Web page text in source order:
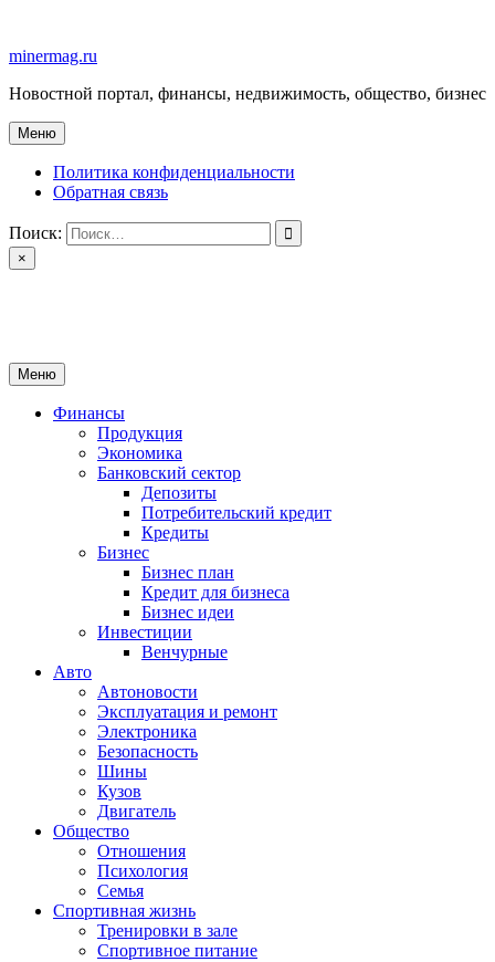
содержимому
minermag.ru
Новостной портал, финансы, недвижимость, общество, бизнес
Меню
Политика конфиденциальности
Обратная связь
Поиск:
×
Меню
Финансы
Продукция
Экономика
Банковский сектор
Депозиты
Потребительский кредит
Кредиты
Бизнес
Бизнес план
Кредит для бизнеса
Бизнес идеи
Инвестиции
Венчурные
Авто
Автоновости
Эксплуатация и ремонт
Электроника
Безопасность
Шины
Кузов
Двигатель
Общество
Отношения
Психология
Семья
Спортивная жизнь
Тренировки в зале
Спортивное питание